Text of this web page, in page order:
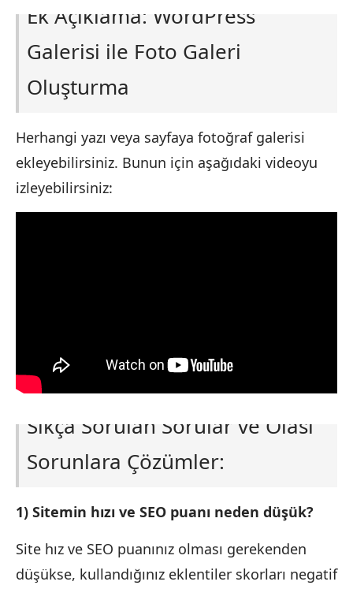
Ek Açıklama: WordPress
Galerisi ile Foto Galeri
Oluşturma
Herhangi yazı veya sayfaya fotoğraf galerisi
ekleyebilirsiniz. Bunun için aşağıdaki videoyu
izleyebilirsiniz:
Sıkça Sorulan Sorular ve Olası
Sorunlara Çözümler:
1) Sitemin hızı ve SEO puanı neden düşük?
Site hız ve SEO puanınız olması gerekenden
düşükse, kullandığınız eklentiler skorları negatif